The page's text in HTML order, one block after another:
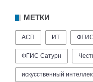
МЕТКИ
АСП ИТ
ФГИС Сатурн
искусственный